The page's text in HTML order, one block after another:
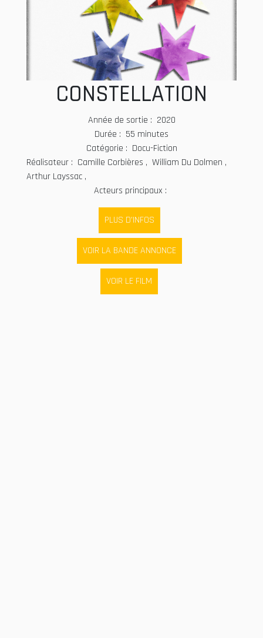
CONSTELLATION
Année de sortie : 2020
Durée : 55 minutes
Catégorie : Docu-Fiction
Réalisateur : Camille Corbières , William Du Dolmen ,
Arthur Layssac ,
Acteurs principaux :
PLUS D'INFOS
VOIR LA BANDE ANNONCE
VOIR LE FILM